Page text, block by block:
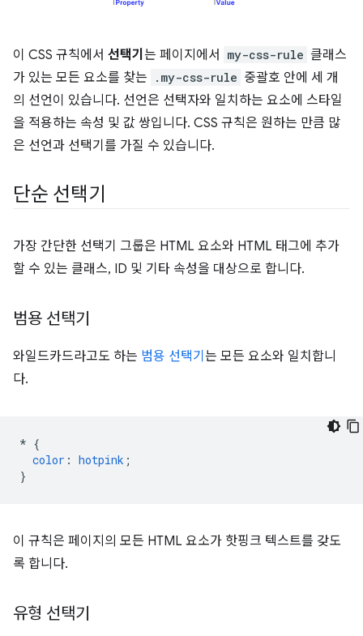
이 CSS 규칙에서 선택기 는 페이지에서 my-css-rule 클래스
가 있는 모든 요소를 찾는
.my-css-rule 중괄호 안에 세 개
의 선언이 있습니다. 선언은 선택자와 일치하는 요소에 스타일
을 적용하는 속성 및 값 쌍입니다. CSS 규칙은 원하는 만큼 많
은 선언과 선택기를 가질 수 있습니다.
단순 선택기
가장 간단한 선택기 그룹은 HTML 요소와 HTML 태그에 추가
할 수 있는 클래스, ID 및 기타 속성을 대상으로 합니다.
범용 선택기
와일드카드라고도 하는 범용 선택기 는 모든 요소와 일치합니
다.
* {
color : hotpink ;
}
이 규칙은 페이지의 모든 HTML 요소가 핫핑크 텍스트를 갖도
록 합니다.
유형 선택기